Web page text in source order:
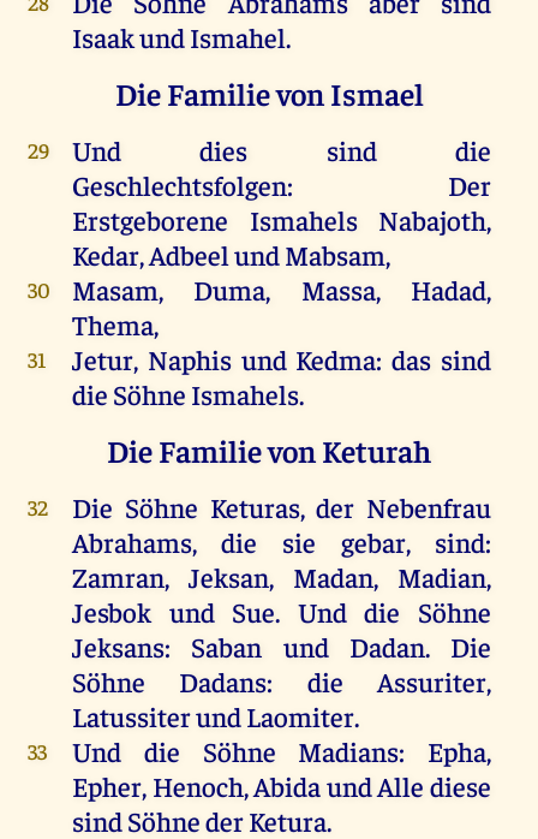
Isaak und Ismahel.
Die Familie von Ismael
29
Und dies sind die
Geschlechtsfolgen: Der
Erstgeborene Ismahels Nabajoth,
Kedar, Adbeel und Mabsam,
30
Masam, Duma, Massa, Hadad,
Thema,
31
Jetur, Naphis und Kedma: das sind
die Söhne Ismahels.
Die Familie von Keturah
32
Die Söhne Keturas, der Nebenfrau
Abrahams, die sie gebar, sind:
Zamran, Jeksan, Madan, Madian,
Jesbok und Sue. Und die Söhne
Jeksans: Saban und Dadan. Die
Söhne Dadans: die Assuriter,
Latussiter und Laomiter.
33
Und die Söhne Madians: Epha,
Epher, Henoch, Abida und Alle diese
sind Söhne der Ketura.